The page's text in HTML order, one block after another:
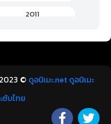
(49)
2011
2005
2003
© ดูอนิเมะ.net ดูอนิเมะ
ซับไทย